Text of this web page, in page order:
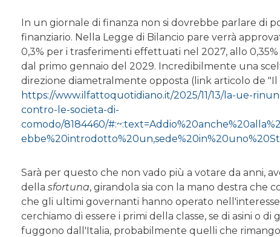
In un giornale di finanza non si dovrebbe parlare di
finanziario. Nella Legge di Bilancio pare verrà
0,3% per i trasferimenti effettuati nel 2027, allo
dal primo gennaio del 2029. Incredibilmente una
direzione diametralmente opposta (link articolo de
https://www.ilfattoquotidiano.it/2025/11/13/la-ue-
contro-le-societa-di-
comodo/8184460/
Sarà per questo che non vado più a votare da anni,
dellasfortuna, girandola sia con la mano destra che
che gli ultimi governanti hanno operato
cerchiamo di essere i primi della classe, se di asini o
fuggono dall'Italia, probabilmente quelli che